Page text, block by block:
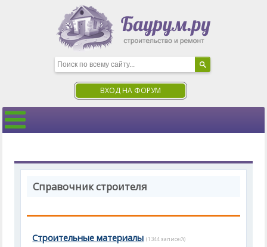
ВХОД НА ФОРУМ
Справочник строителя
Строительные материалы (1344 записей)